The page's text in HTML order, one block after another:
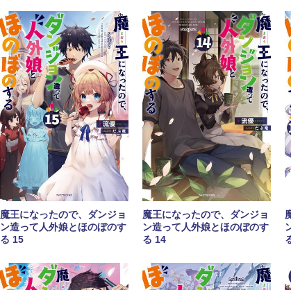
魔王になったので、ダンジョ
ン造って人外娘とほのぼのす
る 15
魔王になったので、ダンジョ
ン造って人外娘とほのぼのす
る 14